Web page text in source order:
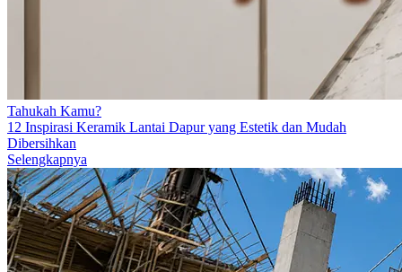
Tahukah Kamu?
12 Inspirasi Keramik Lantai Dapur yang Estetik dan Mudah
Dibersihkan
Selengkapnya